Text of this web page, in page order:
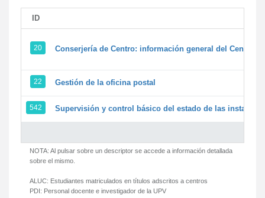
ID
20 Conserjería de Centro: información general del Centro y
22 Gestión de la oficina postal
542 Supervisión y control básico del estado de las
NOTA: Al pulsar sobre un descriptor se accede a información detallada
sobre el mismo.
ALUC: Estudiantes matriculados en títulos adscritos a centros
PDI: Personal docente e investigador de la UPV